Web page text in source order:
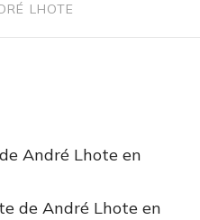
LHOTE
André Lhote en
de André Lhote en